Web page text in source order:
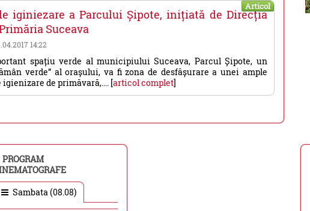
Articol
iginiezare a Parcului Șipote, inițiată de Direcția
Suceava
14:22
spațiu verde al municipiului Suceava, Parcul Șipote, un
verde” al orașului, va fi zona de desfășurare a unei ample
igienizare de primăvară,.... [articol complet]
PROGRAM
Sambata (08.08)